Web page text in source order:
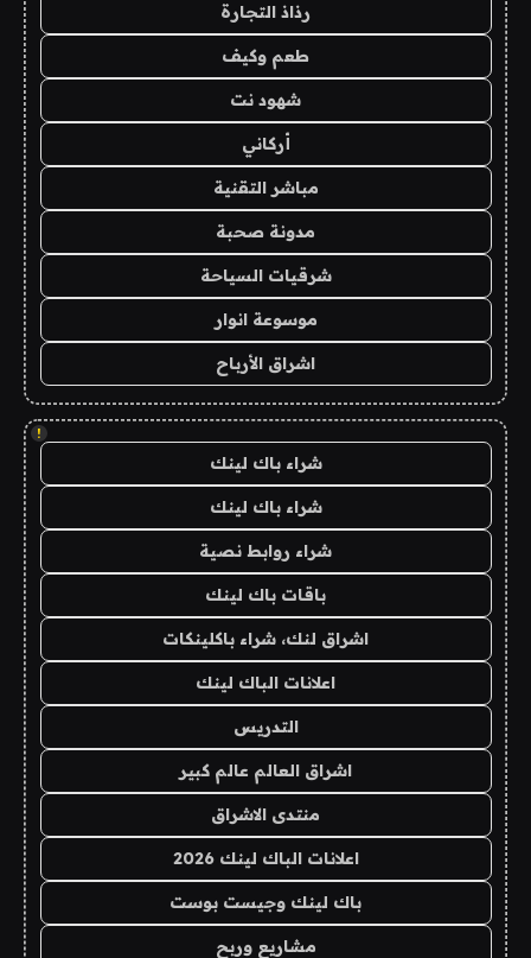
رذاذ التجارة
طعم وكيف
شهود نت
أركاني
مباشر التقنية
مدونة صحبة
شرقيات السياحة
موسوعة انوار
اشراق الأرباح
!
شراء باك لينك
شراء باك لينك
شراء روابط نصية
باقات باك لينك
اشراق لنك، شراء باكلينكات
اعلانات الباك لينك
التدريس
اشراق العالم عالم كبير
منتدى الاشراق
اعلانات الباك لينك 2026
باك لينك وجيست بوست
مشاريع وربح